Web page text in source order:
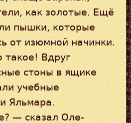
как золотые. Ещё
пышки, которые
от изюмной начинки.
такое! Вдруг
стоны в ящике
учебные
Яльмара.
— сказал Оле-